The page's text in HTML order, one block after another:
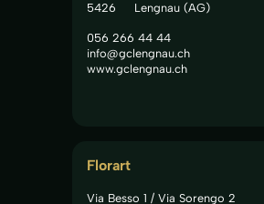
5426
Lengnau (AG)
056 266 44 44
info@gclengnau.ch
www.gclengnau.ch
Florart
Via Besso 1 / Via Sorengo 2